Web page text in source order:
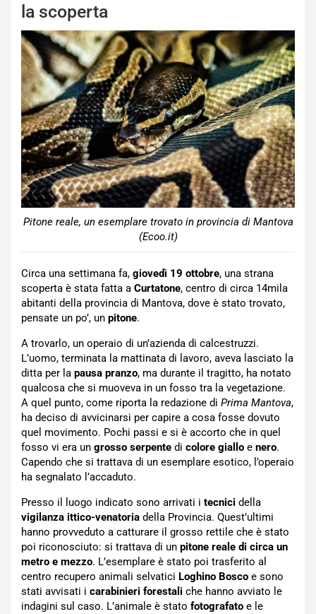
la scoperta
Pitone reale, un esemplare trovato in provincia di Mantova
(Ecoo.it)
Circa una settimana fa, giovedì 19 ottobre, una strana
scoperta è stata fatta a Curtatone, centro di circa 14mila
abitanti della provincia di Mantova, dove è stato trovato,
pensate un po’, un pitone.
A trovarlo, un operaio di un’azienda di calcestruzzi.
L’uomo, terminata la mattinata di lavoro, aveva lasciato la
ditta per la pausa pranzo, ma durante il tragitto, ha notato
qualcosa che si muoveva in un fosso tra la vegetazione.
A quel punto, come riporta la redazione di Prima Mantova,
ha deciso di avvicinarsi per capire a cosa fosse dovuto
quel movimento. Pochi passi e si è accorto che in quel
fosso vi era un grosso serpente di colore giallo e nero.
Capendo che si trattava di un esemplare esotico, l’operaio
ha segnalato l’accaduto.
Presso il luogo indicato sono arrivati i tecnici della
vigilanza ittico-venatoria della Provincia. Quest’ultimi
hanno provveduto a catturare il grosso rettile che è stato
poi riconosciuto: si trattava di un pitone reale di circa un
metro e mezzo. L’esemplare è stato poi trasferito al
centro recupero animali selvatici Loghino Bosco e sono
stati avvisati i carabinieri forestali che hanno avviato le
indagini sul caso. L’animale è stato fotografato e le